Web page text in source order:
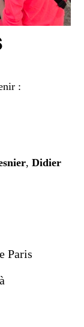
:
,Didier
Paris